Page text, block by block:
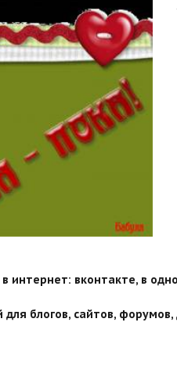
интернет: вконтакте, в
блогов, сайтов,